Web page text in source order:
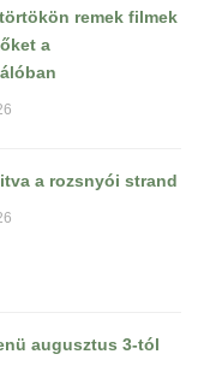
remek filmek
a
a rozsnyói strand
augusztus 3-tól